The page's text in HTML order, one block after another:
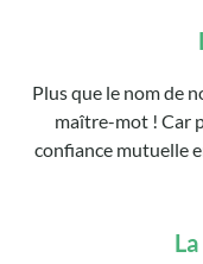
Plus que le nom de
maître-mot ! Car
confiance mutuelle